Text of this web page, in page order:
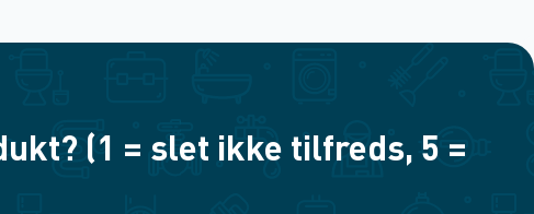
(1 = slet ikke tilfreds, 5 =